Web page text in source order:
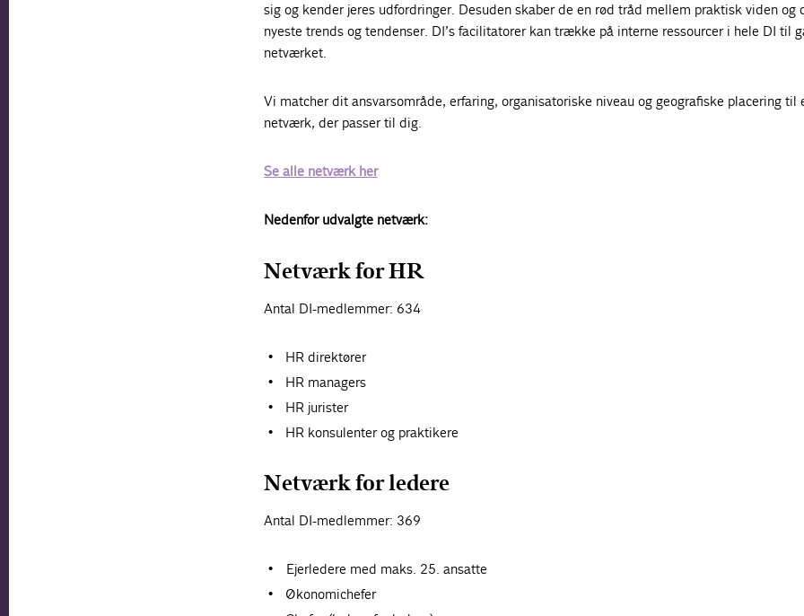
sig og kender jeres udfordringer. Desuden skaber de en rød tråd mellem praktisk viden og
nyeste trends og tendenser. DI’s facilitatorer kan trække på interne ressourcer i hele DI til
netværket.
Vi matcher dit ansvarsområde, erfaring, organisatoriske niveau og geografiske placering til
netværk, der passer til dig.
Se alle netværk her
Nedenfor udvalgte netværk:
Netværk for HR
Antal DI-medlemmer: 634
HR direktører
HR managers
HR jurister
HR konsulenter og praktikere
Netværk for ledere
Antal DI-medlemmer: 369
Ejerledere med maks. 25. ansatte
Økonomichefer